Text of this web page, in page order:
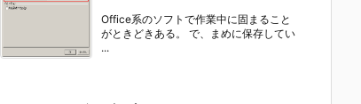
Office系のソフトで作業中に固まること
がときどきある。 で、まめに保存してい
...